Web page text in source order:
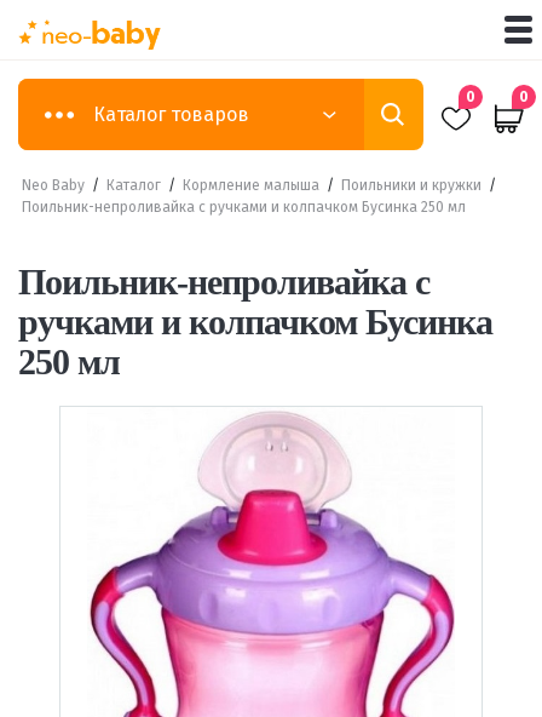
Каталог товаров
0 0
Neo Baby / Каталог / Кормление малыша / Поильники и кружки /
Поильник-непроливайка с ручками и колпачком Бусинка 250 мл
Поильник-непроливайка с
ручками и колпачком Бусинка
250 мл